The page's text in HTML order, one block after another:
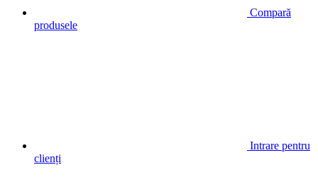
Compară
produsele
Intrare pentru
clienți